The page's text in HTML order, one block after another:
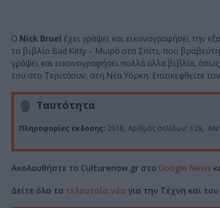
Ο Nick Bruel έχει γράψει και εικονογραφήσει την
το βιβλίο Bad Kitty – Μωρό στο Σπίτι, που
γράψει και εικονογραφήσει πολλά άλλα βιβλία,
του στο Τεριτάουν, στη Νέα Υόρκη. Επισκεφθείτε
Ταυτότητα
Πληροφορίες έκδοσης: 2016, Αριθμός σελίδων: 128,
Ακολουθήστε το Culturenow.gr στο Google News
Δείτε όλα τα τελευταία νέα για την Τέχνη και